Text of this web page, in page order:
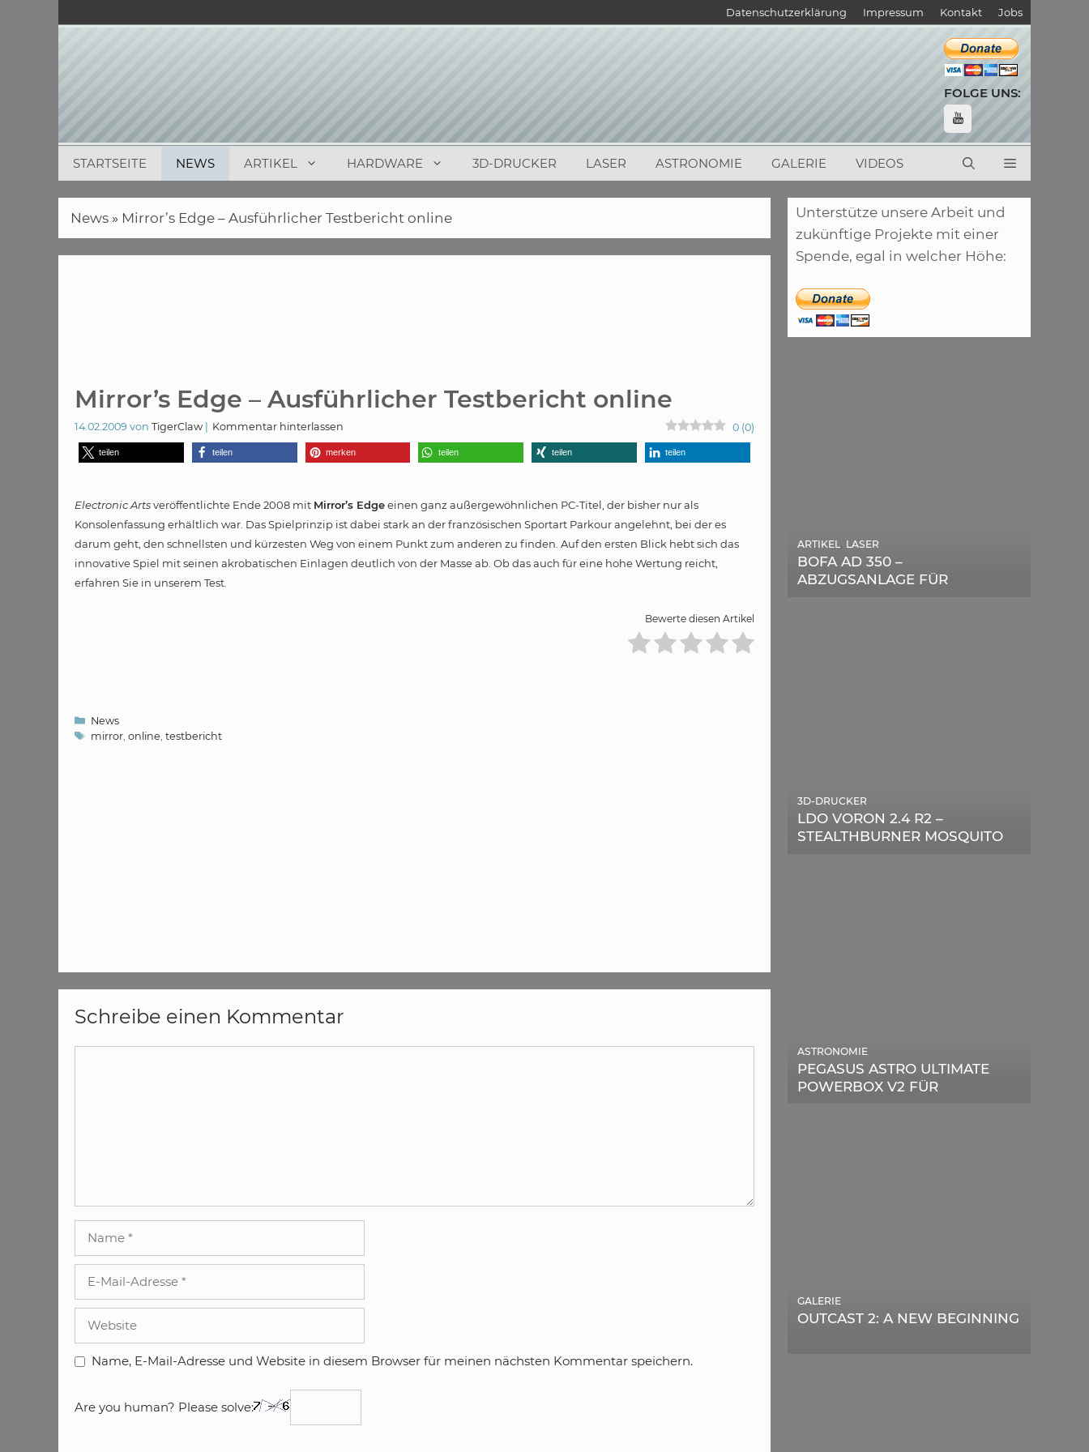
Inhalt
Datenschutzerklärung Impressum Kontakt Jobs
FOLGE UNS:
STARTSEITE NEWS ARTIKEL HARDWARE 3D-DRUCKER LASER ASTRONOMIE GALERIE VIDEOS
News » Mirror’s Edge – Ausführlicher Testbericht online
Mirror’s Edge – Ausführlicher Testbericht online
14.02.2009 von TigerClaw 0 (0)
Kommentar hinterlassen
teilen teilen merken teilen teilen teilen
Electronic Artsveröffentlichte Ende 2008 mit Mirror’s Edgeeinen ganz außergewöhnlichen PC-Titel, der bisher nur als
Konsolenfassung erhältlich war. Das Spielprinzip ist dabei stark an der französischen Sportart Parkour angelehnt, bei der es
darum geht, den schnellsten und kürzesten Weg von einem Punkt zum anderen zu finden. Auf den ersten Blick hebt sich das
innovative Spiel mit seinen akrobatischen Einlagen deutlich von der Masse ab. Ob das auch für eine hohe Wertung reicht,
erfahren Sie in unserem Test.
Bewerte diesen Artikel
Kategorien
News
Schlagwörter
mirror ,online ,testbericht
Schreibe einen Kommentar
Adresse
Name, E-Mail-Adresse und Website in diesem Browser für meinen nächsten Kommentar speichern.
Are you human? Please solve:
Unterstütze unsere Arbeit und
zukünftige Projekte mit einer
Spende, egal in welcher Höhe:
BOFA AD 350 –
ABZUGSANLAGE FÜR
ARTIKEL, LASER
DIE BEDEUTENDSTEN
SCHRITTE ZUR
ARTIKEL, SONSTIGE
LDO VORON 2.4 R2 –
STEALTHBURNER MOSQUITO
3D-DRUCKER
PEGASUS ASTRO ULTIMATE
POWERBOX V2 FÜR
ASTRONOMIE
OUTCAST 2: A NEW BEGINNING
GALERIE